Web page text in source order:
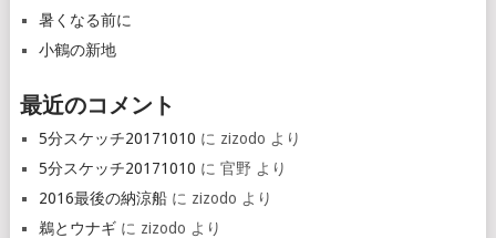
暑くなる前に
小鶴の新地
最近のコメント
5分スケッチ20171010 に zizodo より
5分スケッチ20171010 に 官野 より
2016最後の納涼船に zizodo より
鵜とウナギに zizodo より